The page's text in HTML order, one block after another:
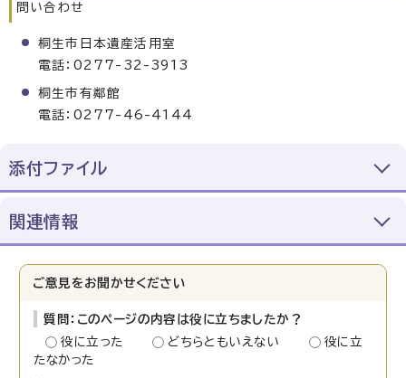
問い合わせ
桐生市日本遺産活用室
電話：0277-32-3913
桐生市有鄰館
電話：0277-46-4144
添付ファイル
関連情報
ご意見をお聞かせください
質問：このページの内容は役に立ちましたか？
役に立った
どちらともいえない
役に立
たなかった